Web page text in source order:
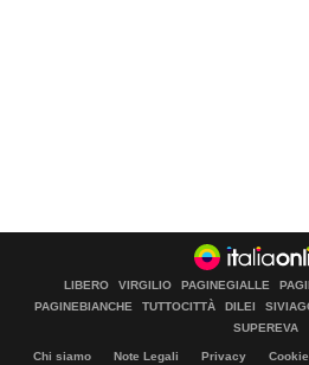
LIBERO VIRGILIO PAGINEGIALLE
PAGINEBIANCHE
TUTTOCITTÀ DILEI
SUPEREVA
Chi siamo Note Legali Privacy